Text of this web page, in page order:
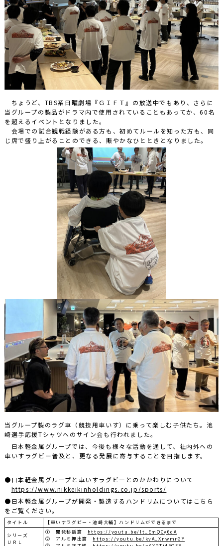
ちょうど、TBS系日曜劇場『ＧＩＦＴ』の放送中でもあり、さらに
当グループの製品がドラマ内で使用されていることもあってか、60名
を超えるイベントとなりました。
会場での試合観戦経験がある方も、初めてルールを知った方も、同
じ席で盛り上がることのできる、賑やかなひとときとなりました。
当グループ製のラグ車（競技用車いす）に乗って楽しむ子供たち。池
崎選手応援Tシャツへのサイン会も行われました。
日本軽金属グループでは、今後も様々な活動を通して、社内外への
車いすラグビー普及と、更なる発展に寄与することを目指します。
●日本軽金属グループと車いすラグビーとのかかわりについて
https://www.nikkeikinholdings.co.jp/sports/
●日本軽金属グループが開発・製造するハンドリムについてはこちら
をご覧ください。
タイトル
【車いすラグビー・池崎大輔】ハンドリムができるまで
シリーズ
ＵＲＬ
① 開発秘話篇 https://youtu.be/lt_EmQCy6dA
② アルミ押出篇 https://youtu.be/kvA_XnwmrGY